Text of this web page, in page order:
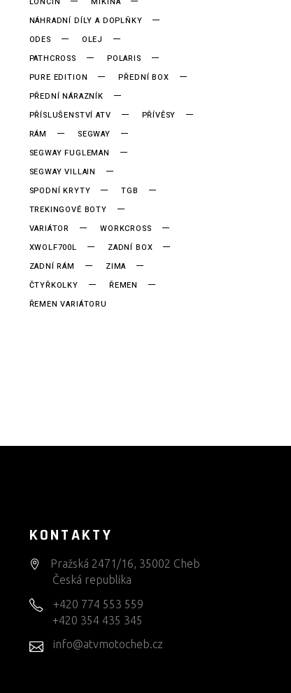
NÁHRADNÍ DÍLY A DOPLŇKY
ODES
OLEJ
PATHCROSS
POLARIS
PURE EDITION
PŘEDNÍ BOX
PŘEDNÍ NÁRAZNÍK
PŘÍSLUŠENSTVÍ ATV
PŘÍVĚSY
RÁM
SEGWAY
SEGWAY FUGLEMAN
SEGWAY VILLAIN
SPODNÍ KRYTY
TGB
TREKINGOVÉ BOTY
VARIÁTOR
WORKCROSS
XWOLF700L
ZADNÍ BOX
ZADNÍ RÁM
ZIMA
ČTYŘKOLKY
ŘEMEN
ŘEMEN VARIÁTORU
KONTAKTY
Pražská 2471/16, 35002 Cheb
Česká republika
+420 774 553 559
+420 354 435 345
info@atvmotocheb.cz